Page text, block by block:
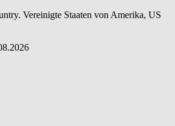
Vereinigte Staaten von Amerika, US